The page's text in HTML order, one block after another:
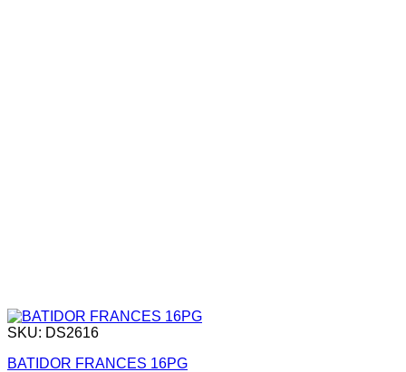
SKU: DS2616
BATIDOR FRANCES 16PG